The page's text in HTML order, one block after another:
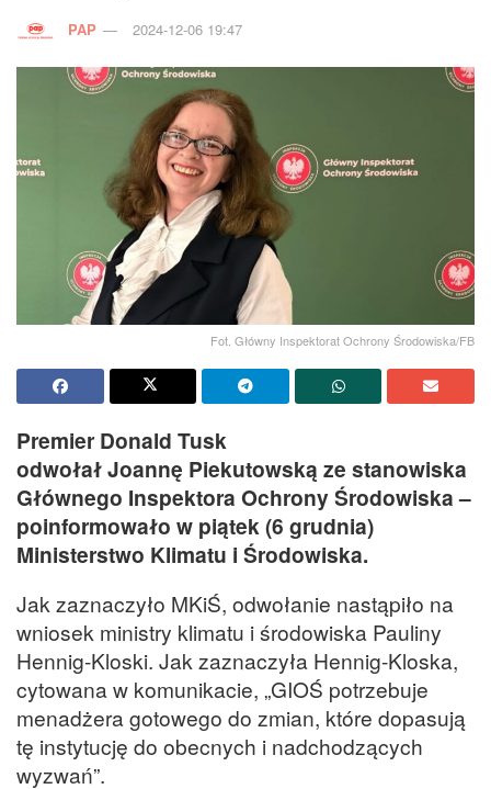
PAP 2024-12-06 19:47
Fot. Główny Inspektorat Ochrony Środowiska/FB
Premier Donald Tusk
odwołał Joannę Piekutowską ze stanowiska
Głównego Inspektora Ochrony Środowiska –
poinformowało w piątek (6 grudnia)
Ministerstwo Klimatu i Środowiska.
Jak zaznaczyło MKiŚ, odwołanie nastąpiło na
wniosek ministry klimatu i środowiska Pauliny
Hennig-Kloski. Jak zaznaczyła Hennig-Kloska,
cytowana w komunikacie, „GIOŚ potrzebuje
menadżera gotowego do zmian, które dopasują
tę instytucję do obecnych i nadchodzących
wyzwań”.